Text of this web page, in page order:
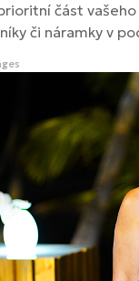
část
či náramky v